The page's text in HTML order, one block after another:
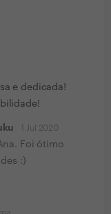
e dedicada!
1 Jul 2020
Foi ótimo
:)